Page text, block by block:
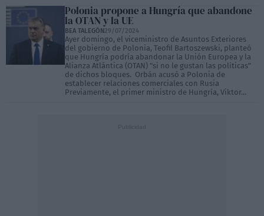
Polonia propone a Hungría que abandone
la OTAN y la UE
BEA TALEGÓN29/07/2024
Ayer domingo, el viceministro de Asuntos Exteriores
del gobierno de Polonia, Teofil Bartoszewski, planteó
que Hungría podría abandonar la Unión Europea y la
Alianza Atlántica (OTAN) "si no le gustan las políticas"
de dichos bloques. Orbán acusó a Polonia de
establecer relaciones comerciales con Rusia
Previamente, el primer ministro de Hungría, Viktor...